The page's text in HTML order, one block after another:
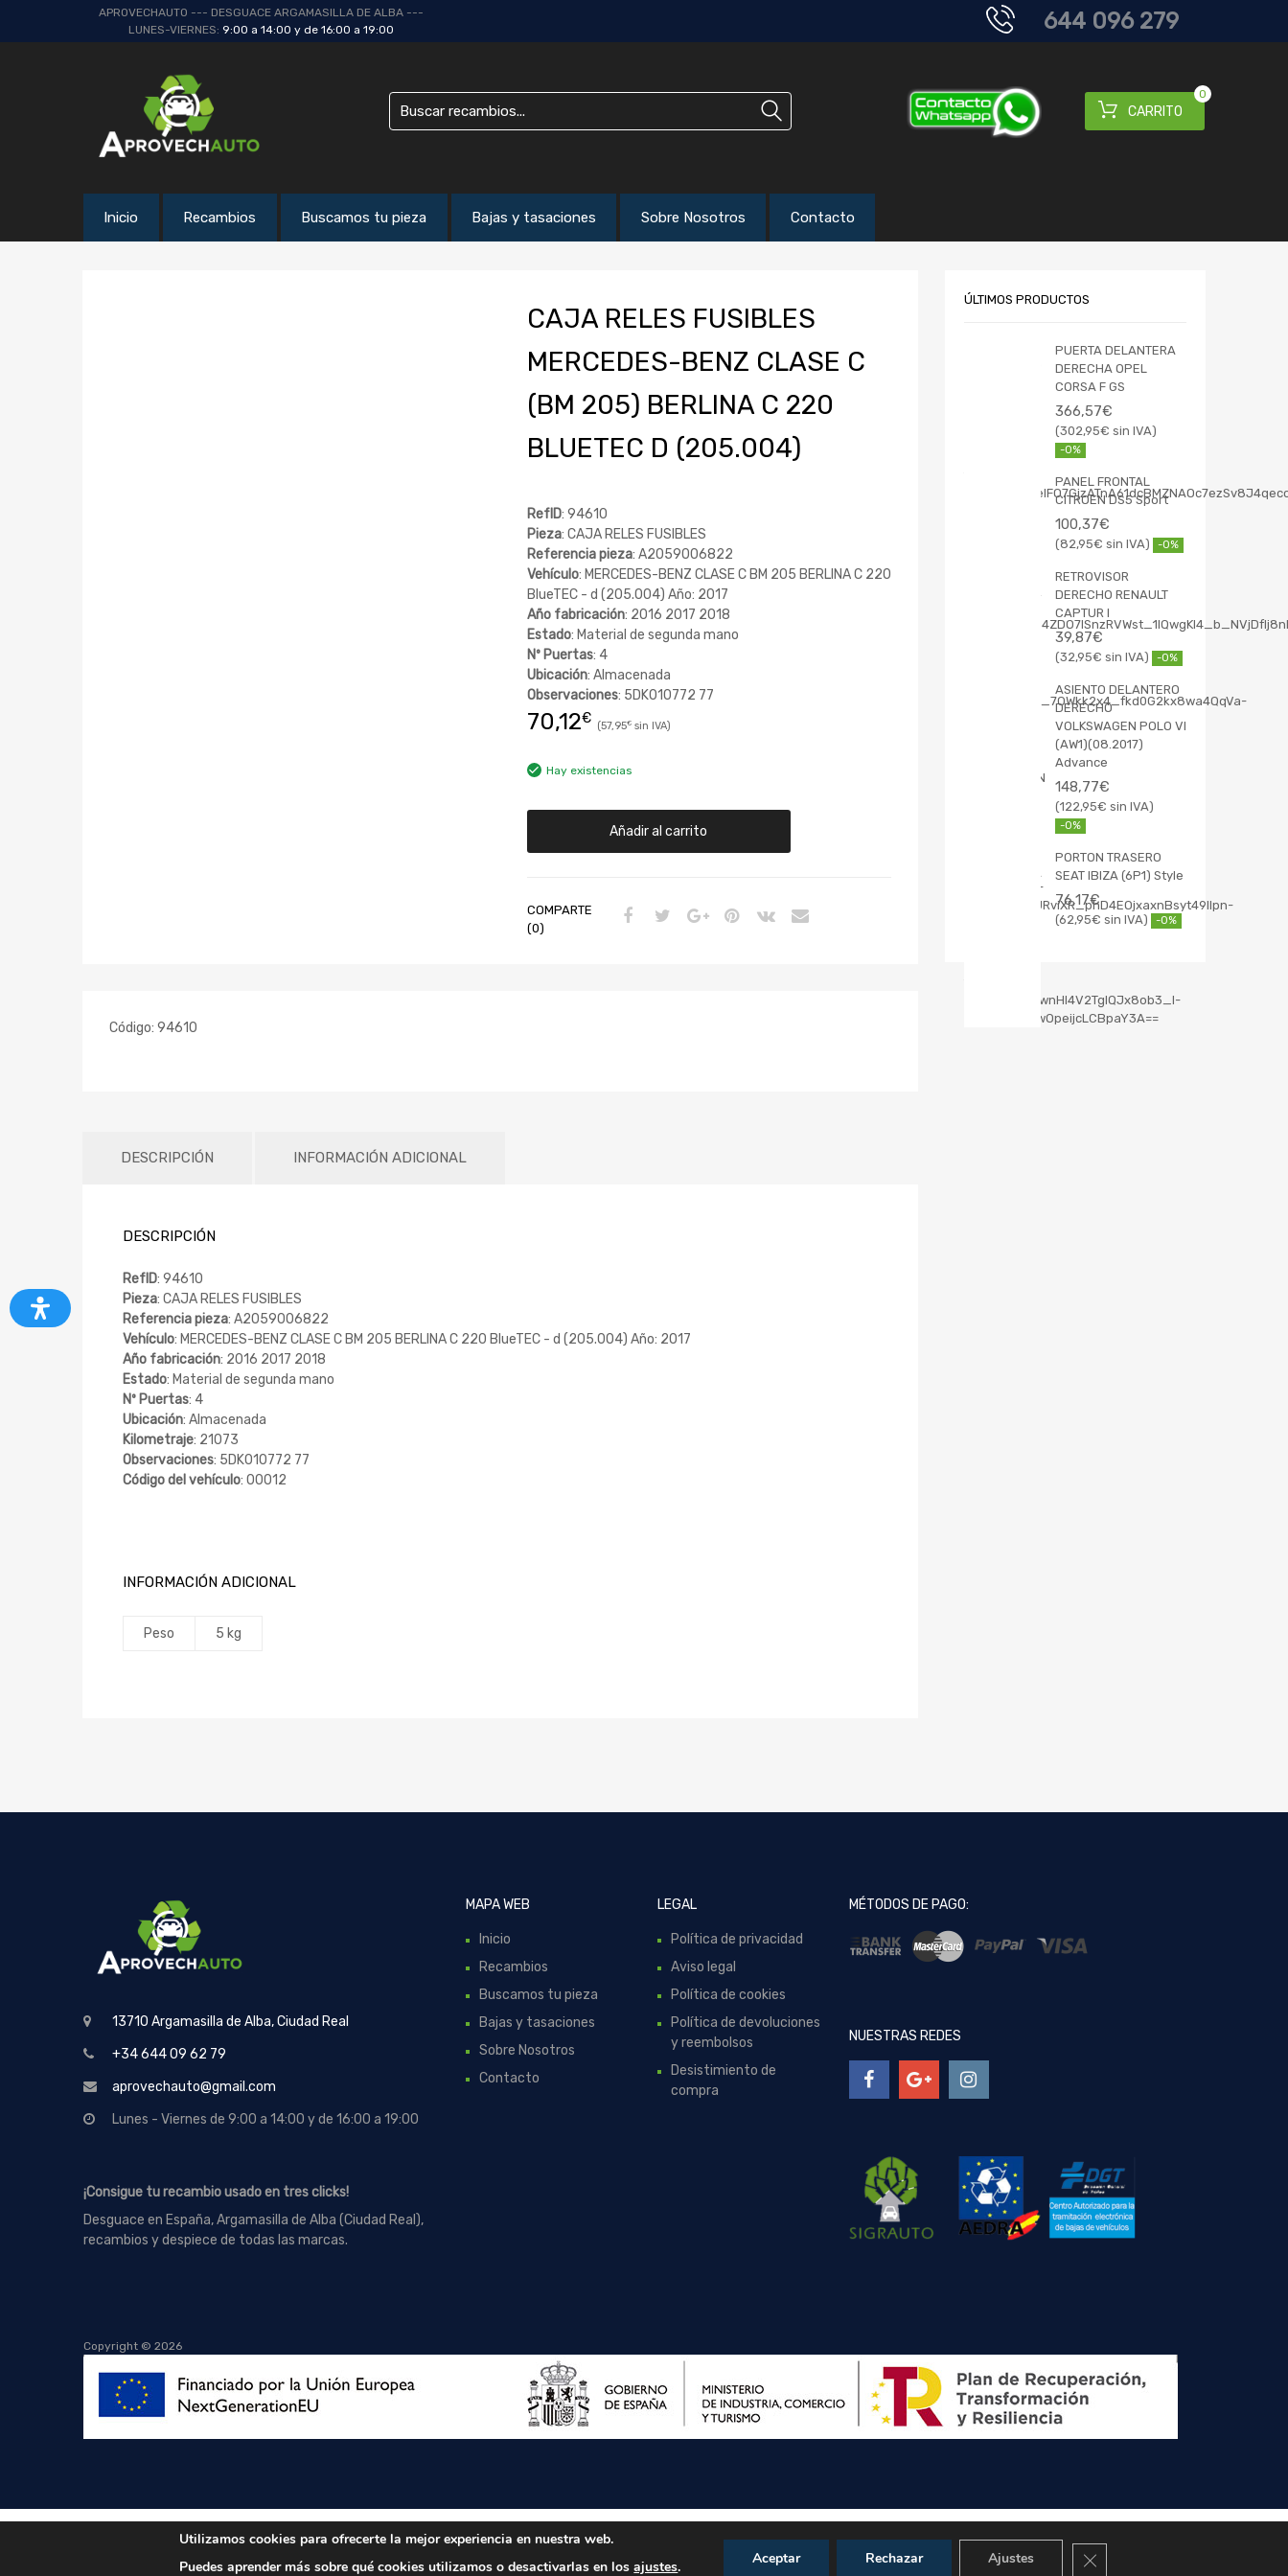
APROVECHAUTO --- DESGUACE ARGAMASILLA DE ALBA ---
LUNES-VIERNES: 9:00 a 14:00 y de 16:00 a 19:00 644 096 279
CARRITO
0
Inicio Recambios Buscamos tu pieza Bajas y tasaciones Sobre Nosotros Contacto
CAJA RELES FUSIBLES
MERCEDES-BENZ CLASE C
(BM 205) BERLINA C 220
BLUETEC D (205.004)
RefID: 94610
Pieza: CAJA RELES FUSIBLES
Referencia pieza: A2059006822
Vehículo: MERCEDES-BENZ CLASE C BM 205 BERLINA C 220
BlueTEC - d (205.004) Año: 2017
Año fabricación: 2016 2017 2018
Estado: Material de segunda mano
Nº Puertas: 4
Ubicación: Almacenada
Observaciones: 5DK010772 77
70,12€ 57,95€
Hay existencias
Añadir al carrito
COMPARTE
(0)
Código: 94610
DESCRIPCIÓN INFORMACIÓN ADICIONAL
DESCRIPCIÓN
RefID: 94610
Pieza: CAJA RELES FUSIBLES
Referencia pieza: A2059006822
Vehículo: MERCEDES-BENZ CLASE C BM 205 BERLINA C 220 BlueTEC - d (205.004) Año: 2017
Año fabricación: 2016 2017 2018
Estado: Material de segunda mano
Nº Puertas: 4
Ubicación: Almacenada
Kilometraje: 21073
Observaciones: 5DK010772 77
Código del vehículo: 00012
INFORMACIÓN ADICIONAL
Peso 5 kg
ÚLTIMOS PRODUCTOS
PUERTA DELANTERA
DERECHA OPEL
CORSA F GS
366,57€
302,95€
-0%
PANEL FRONTAL
CITROEN DS5 Sport
100,37€
82,95€ -0%
RETROVISOR
DERECHO RENAULT
CAPTUR I
39,87€
32,95€ -0%
ASIENTO DELANTERO
DERECHO
VOLKSWAGEN POLO VI
(AW1)(08.2017)
Advance
148,77€
122,95€
-0%
PORTON TRASERO
SEAT IBIZA (6P1) Style
76,17€
62,95€ -0%
13710 Argamasilla de Alba, Ciudad Real
+34 644 09 62 79
aprovechauto@gmail.com
Lunes - Viernes de 9:00 a 14:00 y de 16:00 a 19:00
¡Consigue tu recambio usado en tres clicks!
Desguace en España, Argamasilla de Alba (Ciudad Real),
recambios y despiece de todas las marcas.
MAPA WEB
Inicio
Recambios
Buscamos tu pieza
Bajas y tasaciones
Sobre Nosotros
Contacto
LEGAL
Política de privacidad
Aviso legal
Política de cookies
Política de devoluciones
y reembolsos
Desistimiento de
compra
MÉTODOS DE PAGO:
NUESTRAS REDES
Copyright © 2026
Utilizamos cookies para ofrecerte la mejor experiencia en nuestra web.
Puedes aprender más sobre qué cookies utilizamos o desactivarlas en losajustes. Aceptar Rechazar Ajustes Cerrar el banner de cookies RGPD